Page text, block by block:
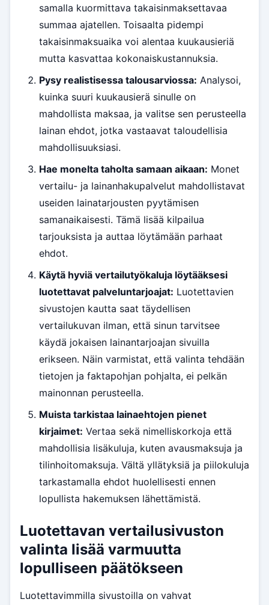
samalla kuormittava takaisinmaksettavaa
summaa ajatellen. Toisaalta pidempi
takaisinmaksuaika voi alentaa kuukausieriä
mutta kasvattaa kokonaiskustannuksia.
Pysy realistisessa talousarviossa: Analysoi,
kuinka suuri kuukausierä sinulle on
mahdollista maksaa, ja valitse sen perusteella
lainan ehdot, jotka vastaavat taloudellisia
mahdollisuuksiasi.
Hae monelta taholta samaan aikaan: Monet
vertailu- ja lainanhakupalvelut mahdollistavat
useiden lainatarjousten pyytämisen
samanaikaisesti. Tämä lisää kilpailua
tarjouksista ja auttaa löytämään parhaat
ehdot.
Käytä hyviä vertailutyökaluja löytääksesi
luotettavat palveluntarjoajat: Luotettavien
sivustojen kautta saat täydellisen
vertailukuvan ilman, että sinun tarvitsee
käydä jokaisen lainantarjoajan sivuilla
erikseen. Näin varmistat, että valinta tehdään
tietojen ja faktapohjan pohjalta, ei pelkän
mainonnan perusteella.
Muista tarkistaa lainaehtojen pienet
kirjaimet: Vertaa sekä nimelliskorkoja että
mahdollisia lisäkuluja, kuten avausmaksuja ja
tilinhoitomaksuja. Vältä yllätyksiä ja piilokuluja
tarkastamalla ehdot huolellisesti ennen
lopullista hakemuksen lähettämistä.
Luotettavan vertailusivuston
valinta lisää varmuutta
lopulliseen päätökseen
Luotettavimmilla sivustoilla on vahvat